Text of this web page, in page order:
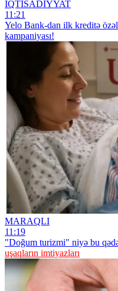
İQTİSADİYYAT
11:21
Yelo Bank-dan ilk kreditə
kampaniyası!
MARAQLI
11:19
"Doğum turizmi" niyə bu
uşaqların imtiyazları